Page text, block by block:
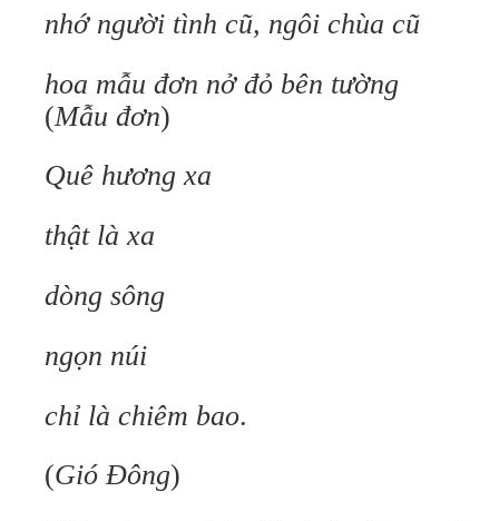
nhớ người tình cũ, ngôi chùa cũ
hoa mẫu đơn nở đỏ bên tường
(Mẫu đơn)
Quê hương xa
thật là xa
dòng sông
ngọn núi
chỉ là chiêm bao.
(Gió Đông)